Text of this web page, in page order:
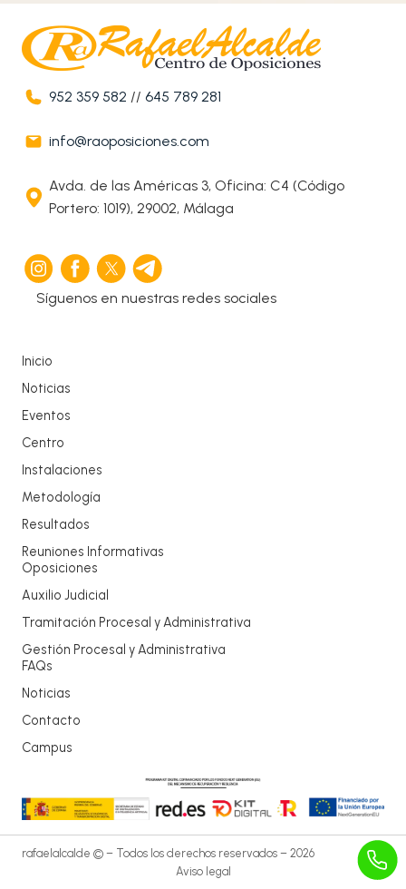
952 359 582 //645 789 281
info@raoposiciones.com
Avda. de las Américas 3, Oficina: C4 (Código
Portero: 1019), 29002, Málaga
Síguenos en nuestras redes sociales
Inicio
Noticias
Eventos
Centro
Instalaciones
Metodología
Resultados
Reuniones Informativas
Oposiciones
Auxilio Judicial
Tramitación Procesal y Administrativa
Gestión Procesal y Administrativa
FAQs
Noticias
Contacto
Campus
rafaelalcalde © – Todos los derechos reservados – 2026
Aviso legal